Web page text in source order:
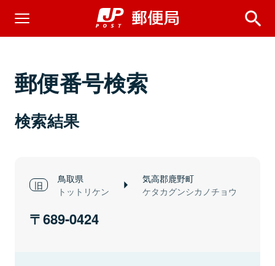
郵便番号検索
検索結果
鳥取県
トットリケン
気高郡鹿野町
ケタカグンシカノチョウ
689-0424